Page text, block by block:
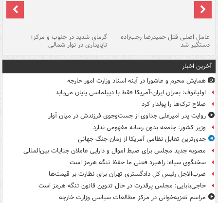
عامل اصلی قتل حمیدرضا رجب‌زاده
دستگیر شد
گرمای شدید در جنوب و مرکز؛
ناپایداری در نوار شمالی
آخرین اخبار
همایش محرم و عاشورا در آینه اسناد وزارت امور خارجه
اولیانوف: بحران ایران-آمریکا فقط با دیپلماسی پایان می‌یابد
صلاح ترک‌ها را پولدار کرد
روایت پدر امیرعلی جداوی از جست‌وجوی فرزندش در میان آوار
وزیر کشور: جامعه بدون رسانه مفهومی ندارد
جدی‌ترین تقابل نظامی آمریکا از زمان جنگ جهانی
مصوبه جدید مجلس برای ضبط اموال و دارایی عاملان جنایات بین‌المللی
سخنگوی سپاه: راهبرد فعلی ما حفظ تنگه هرمز است
ضرب‌الاجل رئیس کل دادگستری تهران برای نظارت بر قیمت‌ها
حاجی‌بابایی: مجلس پرقدرت در حال تدوین قانون تنگه هرمز است
مراسم تعزیه‌خوانی در مرکز مطالعات سیاسی وزارت خارجه